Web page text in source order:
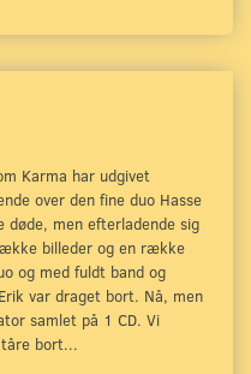
Karma har udgivet
over den fine duo Hasse
døde, men efterladende sig
billeder og en række
og med fuldt band og
var draget bort. Nå, men
samlet på 1 CD. Vi
bort...